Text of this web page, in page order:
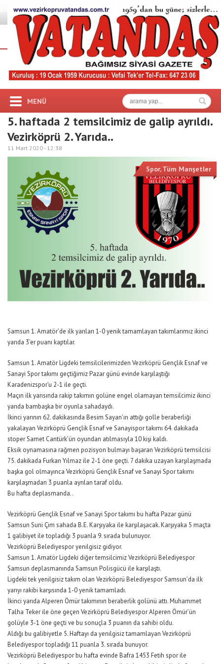
MENÜ
5. haftada 2 temsilcimiz de galip ayrıldı.
Vezirköprü 2. Yarıda..
11 Mart 2020 - 12:38
Spor,Tüm Manşetler
Samsun 1. Amatör’de ilk yarıları 1-0 yenik tamamlayan takımlarımız ikinci
yarıda 3’er puanı kaptılar.
Samsun 1. Amatör Ligdeki temsilcilerimizden Vezirköprü Gençlik Esnaf ve
Sanayi Spor takımı geçtiğimiz Pazar günü evinde karşılaştığı
Karadenizspor’u 2-1 ile geçti.
Maçın ilk yarısında rakip takımın golüne engel olamayan temsilcimiz ikinci
yarıda bambaşka bir oyunla sahadaydı.
İkinci yarının 62. dakikasında Besim Sayan’ın attığı golle beraberliği
yakalayan Vezirköprü Gençlik Esnaf ve Sanayispor takımı 64. dakikada
stoper Samet Cantürk’ün oyundan atılmasıyla 10 kişi kaldı.
Eksik oynamasına rağmen pozisyon bulmayı başaran Vezirköprü temsilcisi
75. dakikada Furkan Yılmaz ile 2-1 öne geçti. 7 dakika uzayan karşılaşmada
başka gol olmayınca Vezirköprü Gençlik Esnaf ve Sanayi Spor takımı
karşılaşmadan 3 puanla ayrılan taraf oldu.
Bu hafta deplasmanda..
Vezirköprü Gençlik Esnaf ve Sanayi Spor takımı bu hafta Pazar günü
Samsun Suni Çim sahada B.E. Karşıyaka ile karşılaşacak. Karşıyaka 5 maçta
1 galibiyet ile topladığı 3 puanla 9. sırada bulunuyor.
Vezirköprü Belediyespor yenilgisiz gidiyor.
Samsun 1. Amatör Ligdeki diğer temsilcimiz Vezirköprü Belediyespor
Samsun deplasmanında Samsun Polisgücü ile karşılaştı.
Ligdeki tek yenilgisiz takım olan Vezirköprü Belediyespor Samsun’da ilk
yarıyı rakibi karşısında 1-0 yenik tamamladı.
İkinci yarıda Alperen Ömür takımının beraberlik golünü attı. Muhammet
Talha Teker ile öne geçen Vezirköprü Belediyespor Alperen Ömür’ün
golüyle 3-1 öne geçti ve bu sonuçla 3 puanın da sahibi oldu.
Aldığı bu galibiyetle 5. Haftayı da yenilgisiz tamamlayan Vezirköprü
Belediyespor topladığı 11 puanla 3. sırada bunuyor.
Vezirköprü Belediyespor bu hafta evinde Bafra 1453 Fetih spor ile